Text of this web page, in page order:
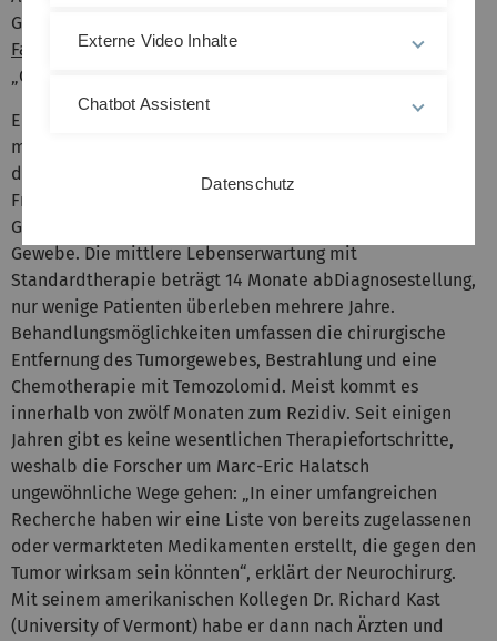
Glioblastoms. Ein
Fachartikelzum CUSP9-Protokoll ist im Journal
„Oncotarget“ erschienen.
Ein Glioblastom wird besonders oft bei Menschen im
mittleren oder fortgeschrittenen Lebensalter
diagnostiziert. Männer sind etwas häufiger betroffen als
Frauen. Der Tumor entwickelt sich aus Gliazellen des
Gehirns, wächst rasch und infiltiert das umliegende
Gewebe. Die mittlere Lebenserwartung mit
Standardtherapie beträgt 14 Monate abDiagnosestellung,
nur wenige Patienten überleben mehrere Jahre.
Behandlungsmöglichkeiten umfassen die chirurgische
Entfernung des Tumorgewebes, Bestrahlung und eine
Chemotherapie mit Temozolomid. Meist kommt es
innerhalb von zwölf Monaten zum Rezidiv. Seit einigen
Jahren gibt es keine wesentlichen Therapiefortschritte,
weshalb die Forscher um Marc-Eric Halatsch
ungewöhnliche Wege gehen: „In einer umfangreichen
Recherche haben wir eine Liste von bereits zugelassenen
oder vermarkteten Medikamenten erstellt, die gegen den
Tumor wirksam sein könnten“, erklärt der Neurochirurg.
Mit seinem amerikanischen Kollegen Dr. Richard Kast
(University of Vermont) habe er dann nach Ärzten und
Externe Video Inhalte
Chatbot Assistent
Datenschutz